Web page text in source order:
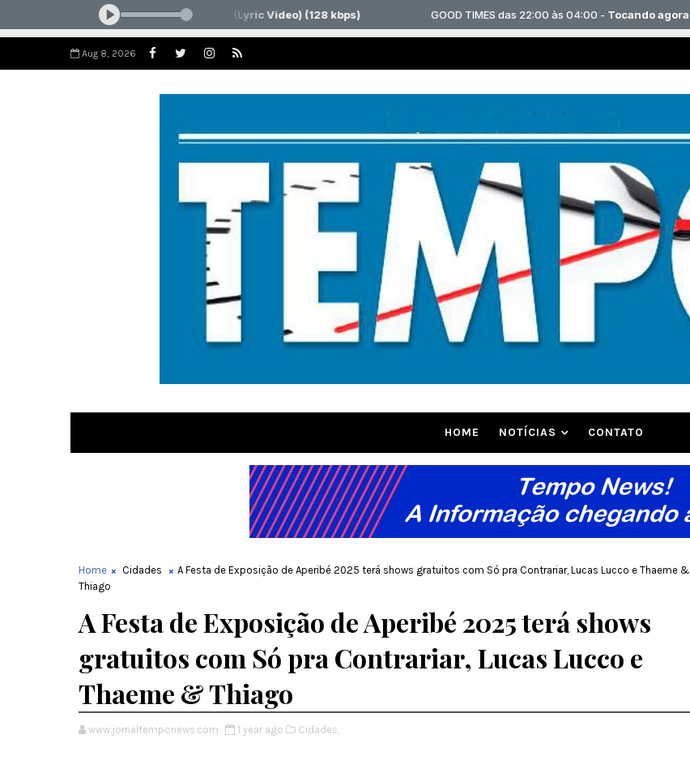
Aug 8, 2026
HOME NOTÍCIAS CONTATO
Home Cidades
A Festa de Exposição de Aperibé 2025 terá shows gratuitos com Só pra Contrariar, Lucas Lucco e Thaeme &
Thiago
A Festa de Exposição de Aperibé 2025 terá shows
gratuitos com Só pra Contrariar, Lucas Lucco e
Thaeme & Thiago
www.jornaltemponews.com 1 year ago Cidades,